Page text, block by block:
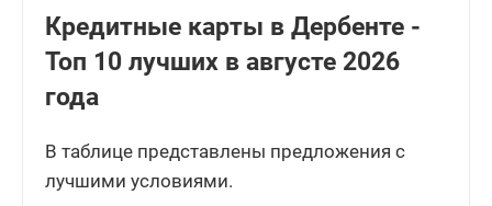
Кредитные карты в Дербенте -
Топ 10 лучших в августе 2026
года
В таблице представлены предложения с
лучшими условиями.